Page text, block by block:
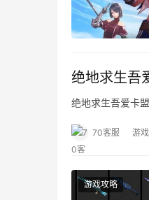
绝地求生吾
绝地求生吾爱卡
70客服 游
游戏攻略